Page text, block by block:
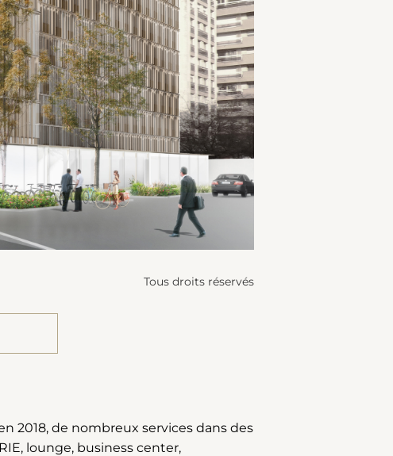
Tous droits réservés
2018, de nombreux services dans des
lounge, business center,